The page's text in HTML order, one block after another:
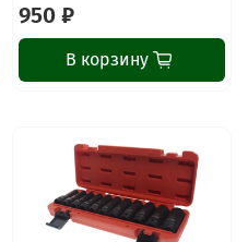
950 ₽
В корзину